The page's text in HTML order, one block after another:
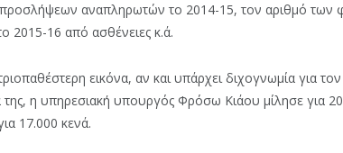
αναπληρωτών το 2014-15, τον αριθμό των
2015-16 από ασθένειες κ.ά.
εικόνα, αν και υπάρχει διχογνωμία για
η υπηρεσιακή υπουργός Φρόσω Κιάου μίλησε για
17.000 κενά.